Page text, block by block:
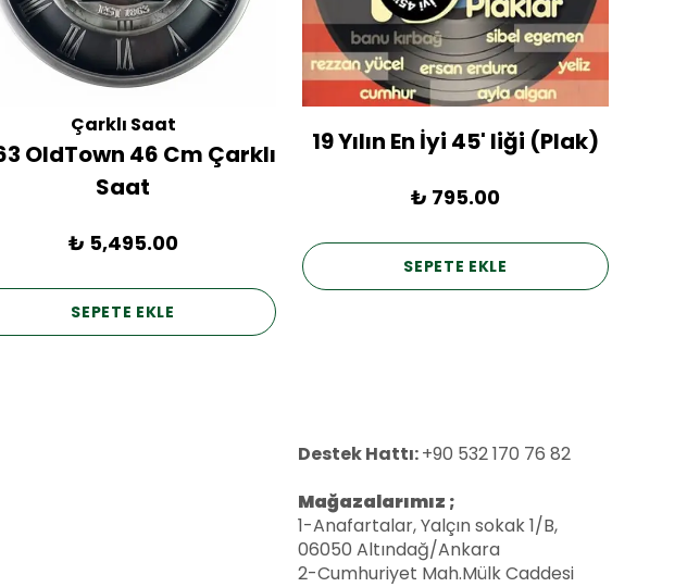
Çarklı Saat
OldTown 46 Cm Çarklı
Saat
₺ 5,495.00
SEPETE EKLE
19 Yılın En İyi 45' liği (Plak)
₺ 795.00
SEPETE EKLE
Destek Hattı:+90 532 170 76 82
Mağazalarımız ;
1-Anafartalar, Yalçın sokak 1/B,
06050 Altındağ/Ankara
2-Cumhuriyet Mah.Mülk Caddesi